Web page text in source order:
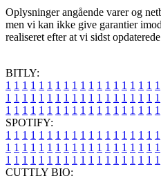
Oplysninger angående varer og
men vi kan ikke give garantier
realiseret efter at vi sidst
BITLY:
1 1 1 1 1 1 1 1 1 1 1 1 1 1 1 1 1 1 1
1 1 1 1 1 1 1 1 1 1 1 1 1 1 1 1 1 1 1
1 1 1 1 1 1 1 1 1 1 1 1 1 1 1 1 1 1 1
SPOTIFY:
1 1 1 1 1 1 1 1 1 1 1 1 1 1 1 1 1 1 1
1 1 1 1 1 1 1 1 1 1 1 1 1 1 1 1 1 1 1
1 1 1 1 1 1 1 1 1 1 1 1 1 1 1 1 1 1 1
CUTTLY BIO: